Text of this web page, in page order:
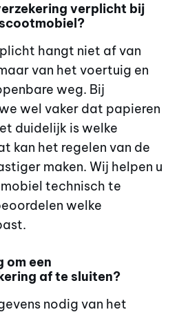
verplicht bij
hangt niet af van
van het voertuig en
weg. Bij
wel vaker dat papieren
duidelijk is welke
kan het regelen van de
maken. Wij helpen u
technisch te
welke
om een
af te sluiten?
nodig van het